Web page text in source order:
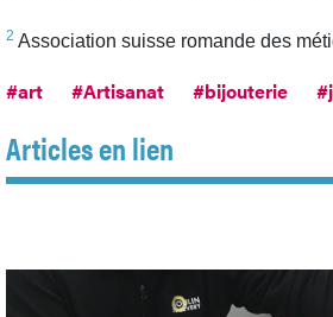
2 Association suisse romande des
#art #Artisanat #bijouterie
Articles en lien